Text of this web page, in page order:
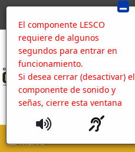
El componente LESCO
requiere de algunos
segundos para entrar en
funcionamiento.
Si desea cerrar (desactivar) el
componente de sonido y
señas, cierre esta ventana
MENU